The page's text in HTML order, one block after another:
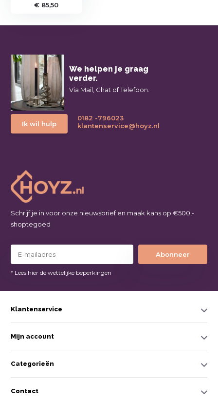
€ 85,50
We helpen je graag
verder.
Via Mail, Chat of Telefoon.
Ik wil hulp
0182 -796023
klantenservice@hoyz.nl
Schrijf je in voor onze nieuwsbrief en maak kans op €500,-
shoptegoed
Abonneer
* Lees hier de wettelijke beperkingen
Klantenservice
Mijn account
Categorieën
Contact